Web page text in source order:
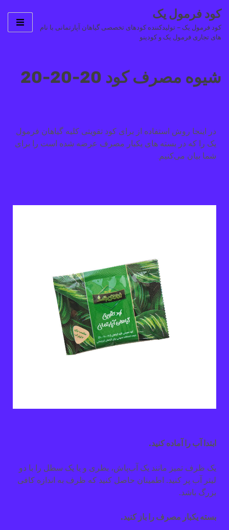
کود فرمول یک
کود فرمول یک – تولیدکننده کودهای تخصصی گیاهان آپارتمانی با نام
های تجاری فرمول یک و کودینو
شیوه مصرف کود 20-20-20
در اینجا روش استفاده از برای کود تقویتی کلیه گیاهان فرمول
یک را که در بسته های یکبار مصرف عرضه شده است را برای
شما بیان می‌کنیم.
ابتدا آب را آماده کنید.
یک ظرف تمیز مانند یک آب‌پاش، بطری و یا یک سطل را با دو
لیتر آب پر کنید. اطمینان حاصل کنید که ظرف به اندازه کافی
بزرگ باشد.
بسته یکبار مصرف را باز کنید.